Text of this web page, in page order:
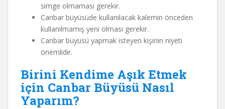
simge olmaması gerekir.
Canbar büyüsüde kullanılacak kalemin önceden
kullanılmamış yeni olması gerekir.
Canbar büyüsü yapmak isteyen kişinin niyeti
önemlidir.
Birini Kendime Aşık Etmek
için Canbar Büyüsü Nasıl
Yaparım?